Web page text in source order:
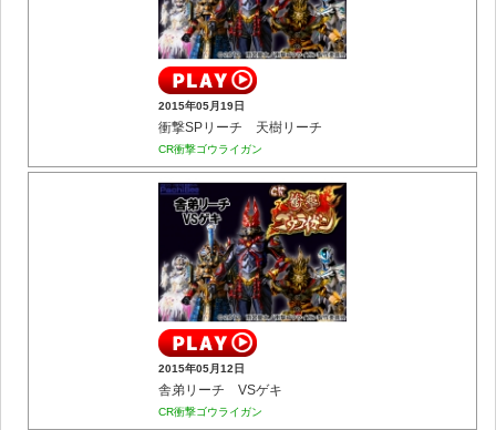
2015年05月19日
衝撃SPリーチ 天樹リーチ
CR衝撃ゴウライガン
2015年05月12日
舎弟リーチ VSゲキ
CR衝撃ゴウライガン